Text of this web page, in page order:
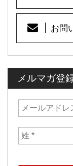
お問
メルマガ登